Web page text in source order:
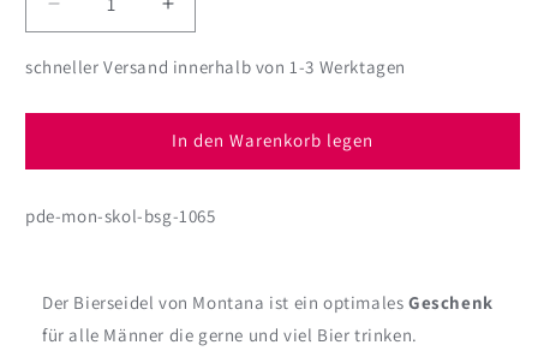
Verringere
die
Menge
Bierkrug
persönlichem
Wappen
Erhöhe
die
Menge
Bierkrug
mit
persönlichem
Wappen
schneller Versand innerhalb von 1-3 Werktagen
In den Warenkorb legen
pde-mon-skol-bsg-1065
Der Bierseidel von Montana ist ein optimales Geschenk
für alle Männer die gerne und viel Bier trinken.